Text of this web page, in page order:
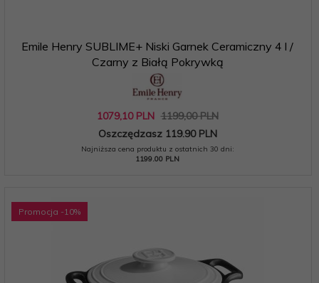
Emile Henry SUBLIME+ Niski Garnek Ceramiczny 4 l /
Czarny z Białą Pokrywką
1079,10 PLN 1199,00 PLN
Oszczędzasz 119.90 PLN
Najniższa cena produktu z ostatnich 30 dni:
1199.00 PLN
Promocja -10%